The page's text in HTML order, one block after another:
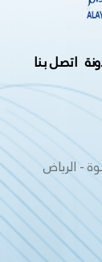
اتصل بنا
- الرياض